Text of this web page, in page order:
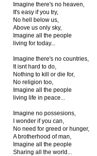
Imagine there's no heaven,
It's easy if you try,
No hell below us,
Above us only sky,
Imagine all the people
living for today...
Imagine there's no countries,
It isnt hard to do,
Nothing to kill or die for,
No religion too,
Imagine all the people
living life in peace...
Imagine no possesions,
I wonder if you can,
No need for greed or hunger,
A brotherhood of man,
Imagine all the people
Sharing all the world...